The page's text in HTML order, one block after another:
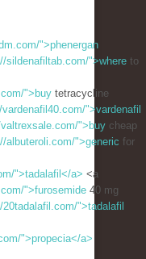
">phenergan
sildenafiltab.com/">where to
">buy tetracycline
">vardenafil
">buy cheap
albuteroli.com/">generic for
">tadalafil</a> <a
">furosemide 40 mg
20tadalafil.com/">tadalafil
">propecia</a>